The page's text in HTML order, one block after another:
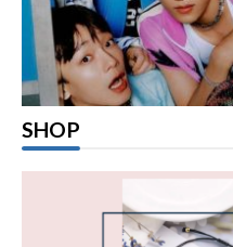
SHOP